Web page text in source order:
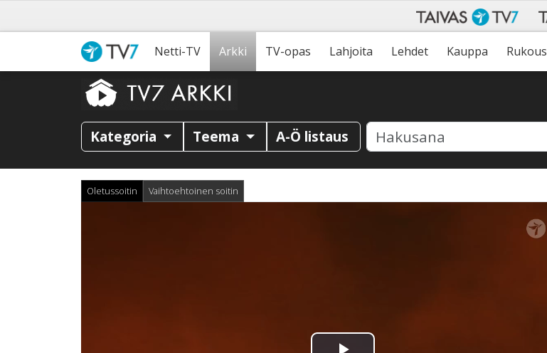
Netti-TV Arkki TV-opas Lahjoita Lehdet Kauppa Rukous
Kategoria Teema A-Ö listaus
Oletussoitin Vaihtoehtoinen soitin